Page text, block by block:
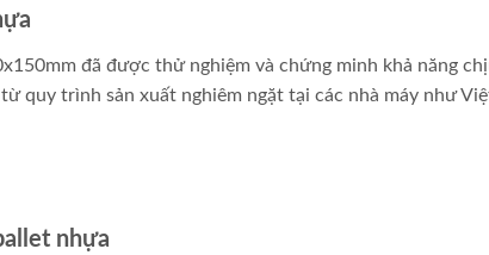
đã được thử nghiệm và chứng minh khả năng
quy trình sản xuất nghiêm ngặt tại các nhà máy như
nhựa